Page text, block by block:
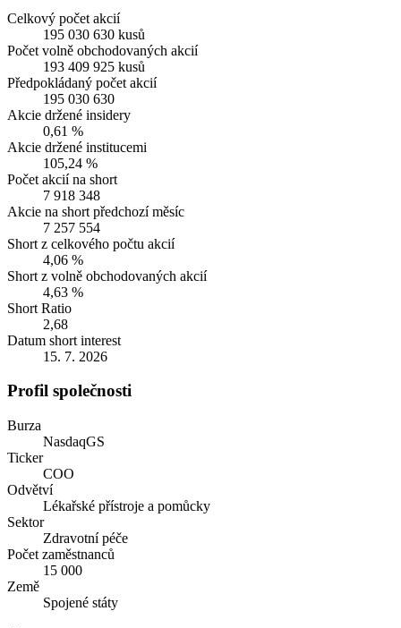
Celkový počet akcií
195 030 630 kusů
Počet volně obchodovaných akcií
193 409 925 kusů
Předpokládaný počet akcií
195 030 630
Akcie držené insidery
0,61 %
Akcie držené institucemi
105,24 %
Počet akcií na short
7 918 348
Akcie na short předchozí měsíc
7 257 554
Short z celkového počtu akcií
4,06 %
Short z volně obchodovaných akcií
4,63 %
Short Ratio
2,68
Datum short interest
15. 7. 2026
Profil společnosti
Burza
NasdaqGS
Ticker
COO
Odvětví
Lékařské přístroje a pomůcky
Sektor
Zdravotní péče
Počet zaměstnanců
15 000
Země
Spojené státy